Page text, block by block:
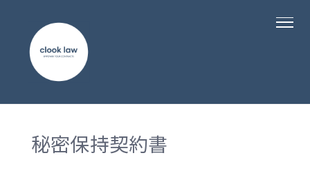
秘密保持契約書